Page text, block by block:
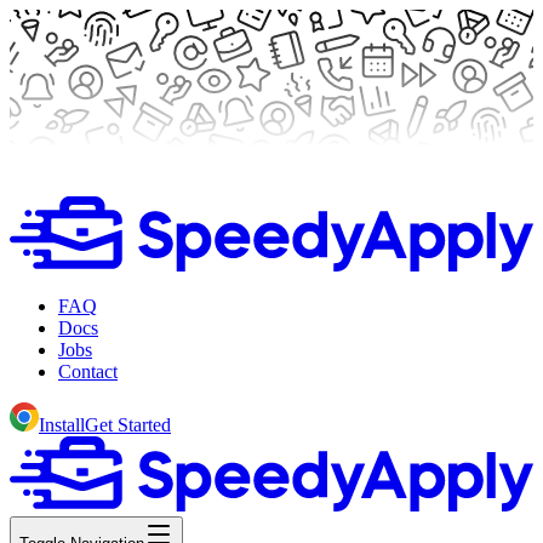
FAQ
Docs
Jobs
Contact
InstallGet Started